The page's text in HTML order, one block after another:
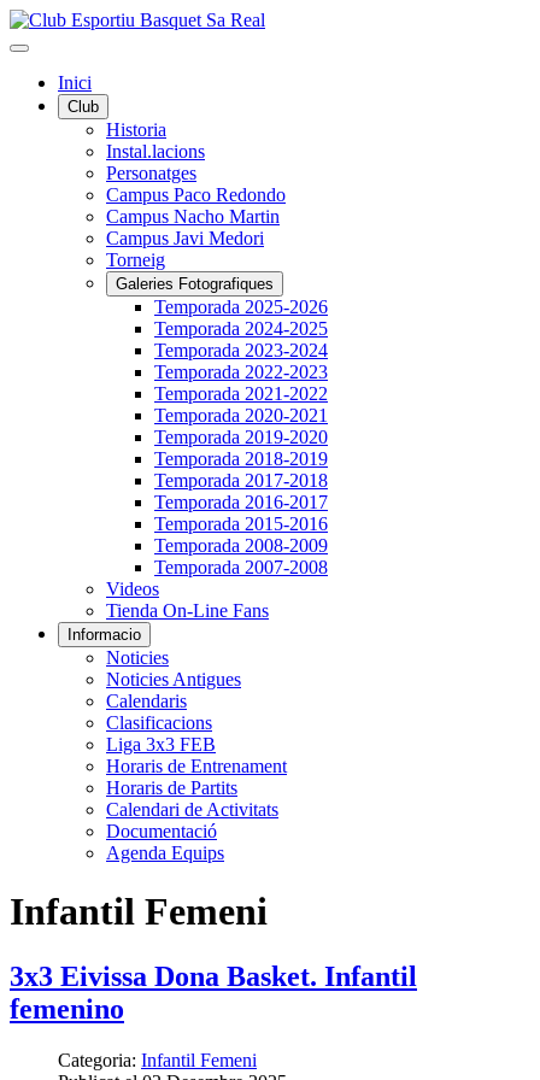
Inici
Club
Historia
Instal.lacions
Personatges
Campus Paco Redondo
Campus Nacho Martin
Campus Javi Medori
Torneig
Galeries Fotografiques
Temporada 2025-2026
Temporada 2024-2025
Temporada 2023-2024
Temporada 2022-2023
Temporada 2021-2022
Temporada 2020-2021
Temporada 2019-2020
Temporada 2018-2019
Temporada 2017-2018
Temporada 2016-2017
Temporada 2015-2016
Temporada 2008-2009
Temporada 2007-2008
Videos
Tienda On-Line Fans
Informacio
Noticies
Noticies Antigues
Calendaris
Clasificacions
Liga 3x3 FEB
Horaris de Entrenament
Horaris de Partits
Calendari de Activitats
Documentació
Agenda Equips
Infantil Femeni
3x3 Eivissa Dona Basket. Infantil
femenino
Categoria: Infantil Femeni